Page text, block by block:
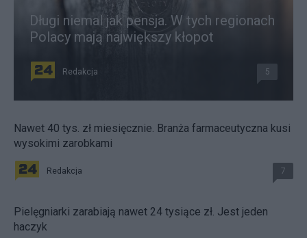
Długi niemal jak pensja. W tych regionach
Polacy mają największy kłopot
Redakcja 5
Nawet 40 tys. zł miesięcznie. Branża farmaceutyczna kusi
wysokimi zarobkami
Redakcja 7
Pielęgniarki zarabiają nawet 24 tysiące zł. Jest jeden
haczyk